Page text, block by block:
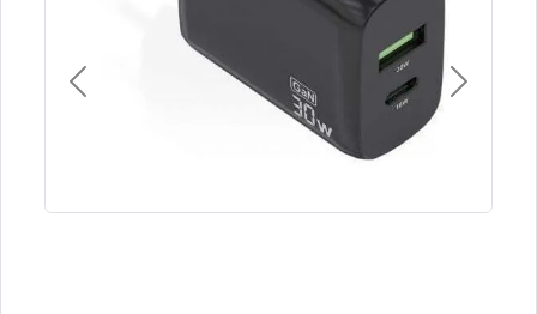
Previous Next